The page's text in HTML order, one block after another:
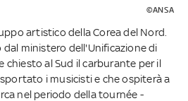
©ANSA
artistico della Corea del Nord.
ministero dell'Unificazione di
chiesto al Sud il carburante per il
i musicisti e che ospiterà a
nel periodo della tournée -